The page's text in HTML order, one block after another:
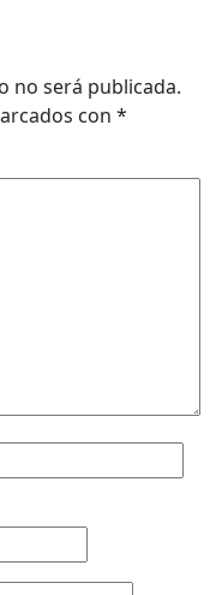
no será publicada.
con *